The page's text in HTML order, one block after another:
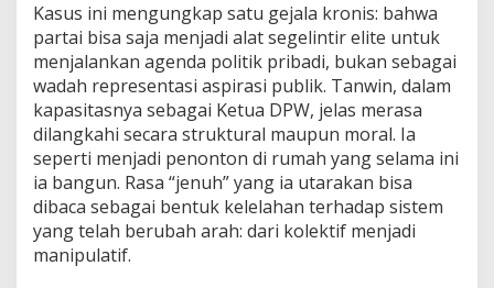
Kasus ini mengungkap satu gejala kronis: bahwa
partai bisa saja menjadi alat segelintir elite untuk
menjalankan agenda politik pribadi, bukan sebagai
wadah representasi aspirasi publik. Tanwin, dalam
kapasitasnya sebagai Ketua DPW, jelas merasa
dilangkahi secara struktural maupun moral. Ia
seperti menjadi penonton di rumah yang selama ini
ia bangun. Rasa “jenuh” yang ia utarakan bisa
dibaca sebagai bentuk kelelahan terhadap sistem
yang telah berubah arah: dari kolektif menjadi
manipulatif.